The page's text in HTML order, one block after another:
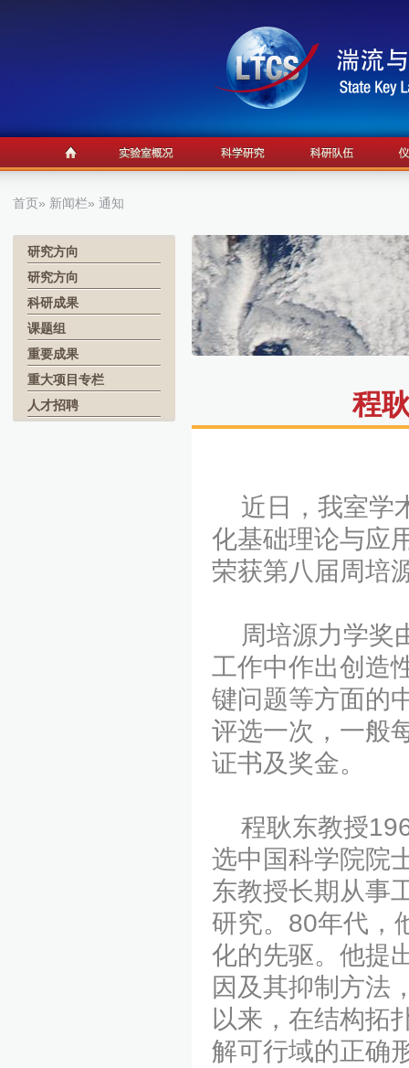
首页» 新闻栏» 通知
研究方向
研究方向
科研成果
课题组
重要成果
重大项目专栏
人才招聘
程
近日，我室学
化基础理论与应
荣获第八届周培
周培源力学奖
工作中作出创造
键问题等方面的
评选一次，一般
证书及奖金。
程耿东教授
选中国科学院院
东教授长期从事
研究。80年代，
化的先驱。他提
因及其抑制方法
以来，在结构拓
解可行域的正确